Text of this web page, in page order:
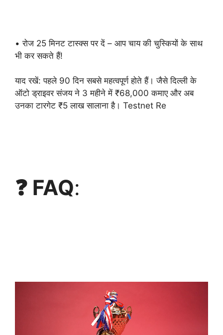
• रोज 25 मिनट टास्क्स पर दें – आप चाय की चुस्कियों के साथ
भी कर सकते हैं!
याद रखें: पहले 90 दिन सबसे महत्वपूर्ण होते हैं। जैसे दिल्ली के
ऑटो ड्राइवर संजय ने 3 महीने में ₹68,000 कमाए और अब
उनका टारगेट ₹5 लाख सालाना है। Testnet Re
❓ FAQ: